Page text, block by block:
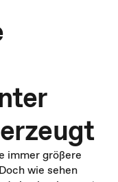
immer größere
wie sehen